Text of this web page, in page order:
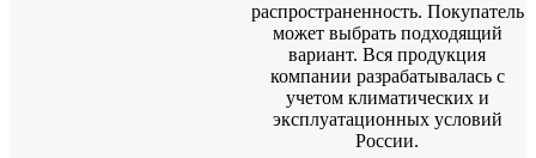
распространенность. Покупатель
может выбрать подходящий
вариант. Вся продукция
компании разрабатывалась с
учетом климатических и
эксплуатационных условий
России.